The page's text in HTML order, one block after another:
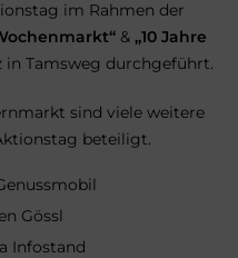
im Rahmen der
& „10 Jahre
Tamsweg durchgeführt.
sind viele weitere
beteiligt.
Gössl
Infostand